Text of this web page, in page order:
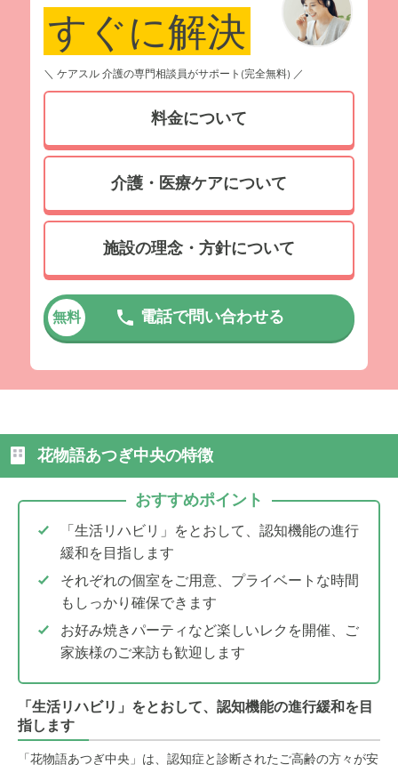
すぐに解決
＼ ケアスル 介護の専門相談員がサポート(完全無料) ／
料金について
介護・医療ケアについて
施設の理念・方針について
無料 電話で問い合わせる
花物語あつぎ中央の特徴
おすすめポイント
「生活リハビリ」をとおして、認知機能の進行
緩和を目指します
それぞれの個室をご用意、プライベートな時間
もしっかり確保できます
お好み焼きパーティなど楽しいレクを開催、ご
家族様のご来訪も歓迎します
「生活リハビリ」をとおして、認知機能の進行緩和を目
指します
「花物語あつぎ中央」は、認知症と診断されたご高齢の方々が安